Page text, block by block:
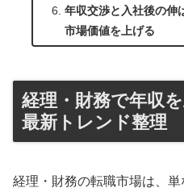
年収交渉と入社後の伸
市場価値を上げる
経理・財務で年収
最新トレンド整理
経理・財務の転職市場は、